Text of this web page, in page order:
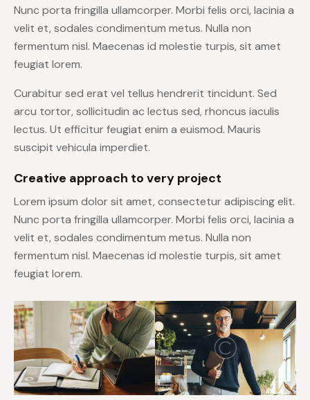
Nunc porta fringilla ullamcorper. Morbi felis orci, lacinia a
velit et, sodales condimentum metus. Nulla non
fermentum nisl. Maecenas id molestie turpis, sit amet
feugiat lorem.
Curabitur sed erat vel tellus hendrerit tincidunt. Sed
arcu tortor, sollicitudin ac lectus sed, rhoncus iaculis
lectus. Ut efficitur feugiat enim a euismod. Mauris
suscipit vehicula imperdiet.
Creative approach to very project
Lorem ipsum dolor sit amet, consectetur adipiscing elit.
Nunc porta fringilla ullamcorper. Morbi felis orci, lacinia a
velit et, sodales condimentum metus. Nulla non
fermentum nisl. Maecenas id molestie turpis, sit amet
feugiat lorem.